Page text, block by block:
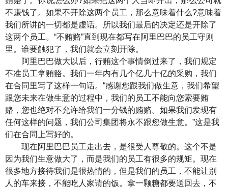
不赚钱了。如果不开除这两个员工，那么意味着什么?意味着
我们所讲的一切都是虚话。所以我们最后的决定还是开除了
这两个员工。“不贿赂”直到现在都写在阿里巴巴的员工守则
里。谁要触犯了，我们就会立刻开除。
阿里巴巴做大以后，行贿这个事情倒过来了，我们规定
不准员工拿贿赂。我们一年内有几个亿几十亿的采购，我们
在合同里写了这样一句话。“感谢您跟我们做生意，我们希望
跟您未来在做生意的过程中，我们的员工不能向您索要贿
赂，您也绝对不允许给我们一分钱的贿赂。如果我们发现有
任何这样的问题，我们公司集团将永不跟您做生意。”这是我
们在合同上写好的。
现在阿里巴巴员工走出去，是很受人尊敬的。这个不是
因为我们生意做大了，而是我们的员工有很多的规矩。现在
很多地方接待我们是很热情的，但是我们的员工，不能让别
人的车来接，不能吃人家请的饭。拿一颗糖都要送回去，不